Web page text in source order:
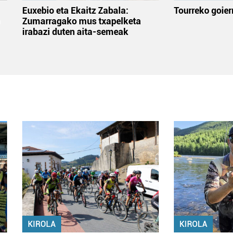
Euxebio eta Ekaitz Zabala:
Zumarragako mus txapelketa
irabazi duten aita-semeak
Tourreko
KIROLA KIROLA